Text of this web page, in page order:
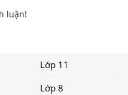
luận!
Lớp 11
Lớp 8